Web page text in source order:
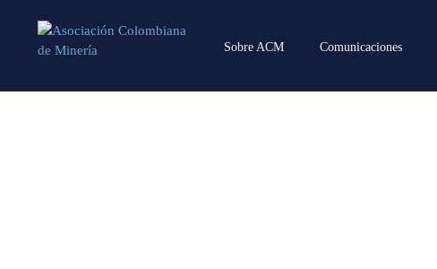
Sobre ACM Comunicaciones